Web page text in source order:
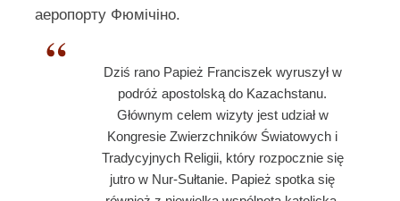
аеропорту Фюмічіно.
Dziś rano Papież Franciszek wyruszył w
podróż apostolską do Kazachstanu.
Głównym celem wizyty jest udział w
Kongresie Zwierzchników Światowych i
Tradycyjnych Religii, który rozpocznie się
jutro w Nur-Sułtanie. Papież spotka się